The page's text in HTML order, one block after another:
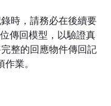
時，請務必在後續要
傳回模型，以驗證真
整的回應物件傳回記
業。